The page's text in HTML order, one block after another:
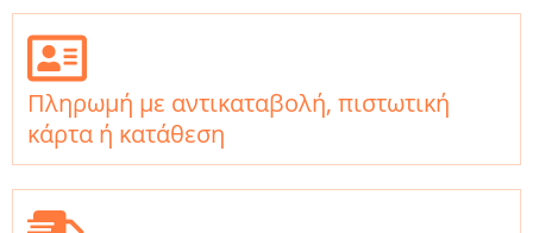
Πληρωμή με αντικαταβολή, πιστωτική
κάρτα ή κατάθεση